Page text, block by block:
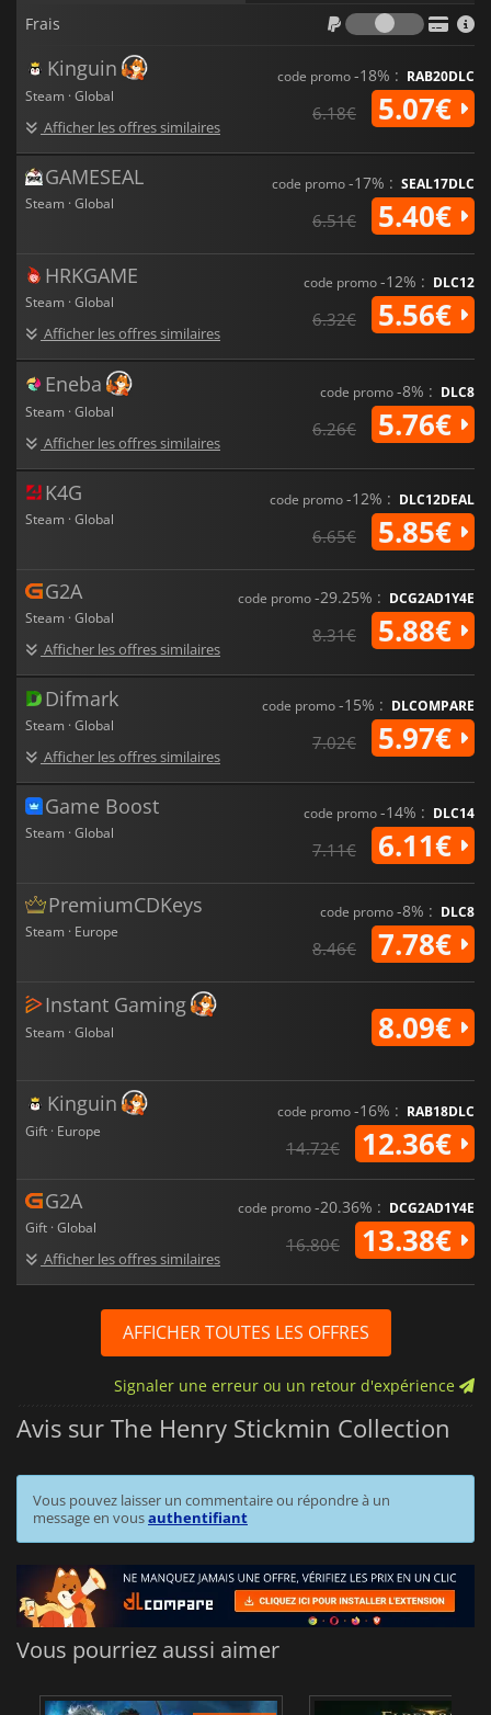
Frais
Frais
Kinguin
Steam · Global
Afficher les offres similaires
code promo-18% : RAB20DLC
6.18€ 5.07€
GAMESEAL
Steam · Global
code promo-17% : SEAL17DLC
6.51€ 5.40€
HRKGAME
Steam · Global
Afficher les offres similaires
code promo-12% : DLC12
6.32€ 5.56€
Eneba
Steam · Global
Afficher les offres similaires
code promo-8% : DLC8
6.26€ 5.76€
K4G
Steam · Global
code promo-12% : DLC12DEAL
6.65€ 5.85€
G2A
Steam · Global
Afficher les offres similaires
code promo-29.25% : DCG2AD1Y4E
8.31€ 5.88€
Difmark
Steam · Global
Afficher les offres similaires
code promo-15% : DLCOMPARE
7.02€ 5.97€
Game Boost
Steam · Global
code promo-14% : DLC14
7.11€ 6.11€
PremiumCDKeys
Steam · Europe
code promo-8% : DLC8
8.46€ 7.78€
Instant Gaming
Steam · Global 8.09€
Kinguin
Gift · Europe
code promo-16% : RAB18DLC
14.72€ 12.36€
G2A
Gift · Global
Afficher les offres similaires
code promo-20.36% : DCG2AD1Y4E
16.80€ 13.38€
AFFICHER TOUTES LES OFFRES
Signaler une erreur ou un retour d'expérience
Avis sur The Henry Stickmin Collection
Vous pouvez laisser un commentaire ou répondre à un
message en vousauthentifiant
Vous pourriez aussi aimer